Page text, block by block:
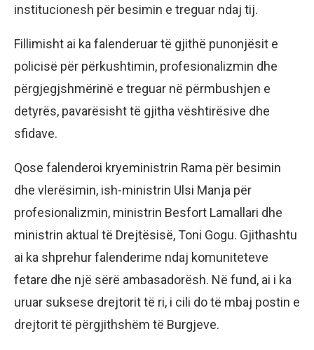
institucionesh për besimin e treguar ndaj tij.
Fillimisht ai ka falenderuar të gjithë punonjësit e
policisë për përkushtimin, profesionalizmin dhe
përgjegjshmërinë e treguar në përmbushjen e
detyrës, pavarësisht të gjitha vështirësive dhe
sfidave.
Qose falenderoi kryeministrin Rama për besimin
dhe vlerësimin, ish-ministrin Ulsi Manja për
profesionalizmin, ministrin Besfort Lamallari dhe
ministrin aktual të Drejtësisë, Toni Gogu. Gjithashtu
ai ka shprehur falenderime ndaj komuniteteve
fetare dhe një sërë ambasadorësh. Në fund, ai i ka
uruar suksese drejtorit të ri, i cili do të mbaj postin e
drejtorit të përgjithshëm të Burgjeve.